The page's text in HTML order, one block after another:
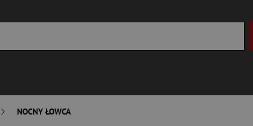
NOCNY ŁOWCA